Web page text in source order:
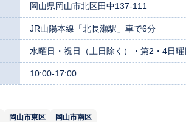
岡山県岡山市北区田中137-111
JR山陽本線「北長瀬駅」車で6分
水曜日・祝日（土日除く）・第2・4日曜
10:00-17:00
岡山市東区 岡山市南区